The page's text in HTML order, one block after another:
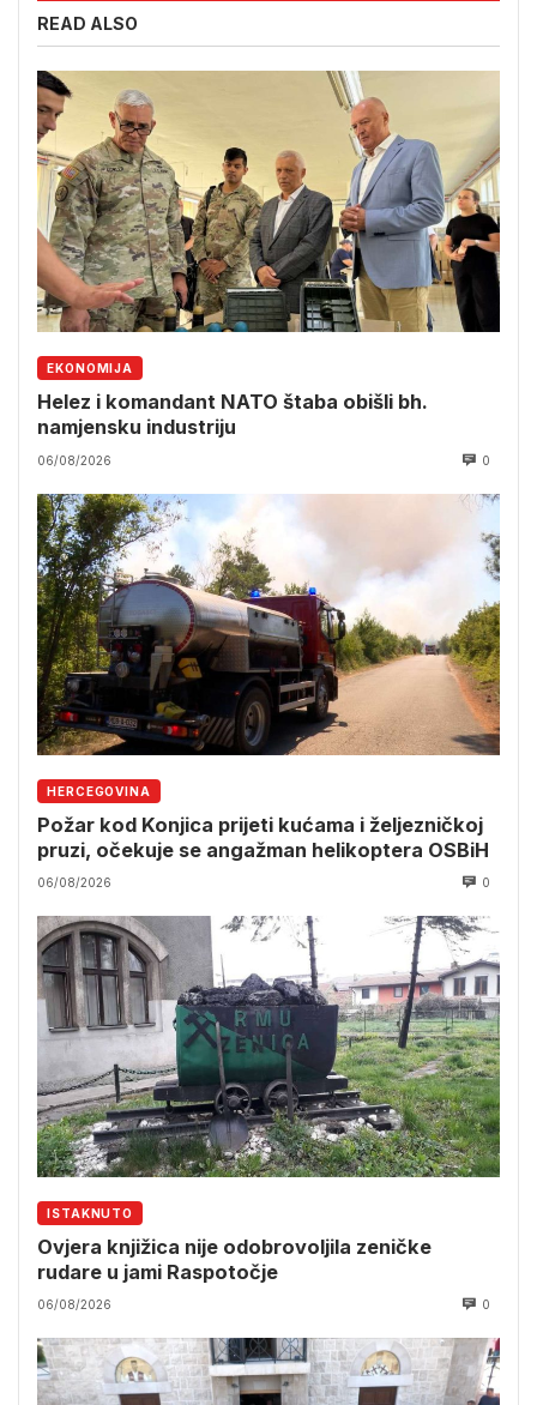
READ ALSO
EKONOMIJA
Helez i komandant NATO štaba obišli bh.
namjensku industriju
06/08/2026 0
HERCEGOVINA
Požar kod Konjica prijeti kućama i željezničkoj
pruzi, očekuje se angažman helikoptera OSBiH
06/08/2026 0
ISTAKNUTO
Ovjera knjižica nije odobrovoljila zeničke
rudare u jami Raspotočje
06/08/2026 0